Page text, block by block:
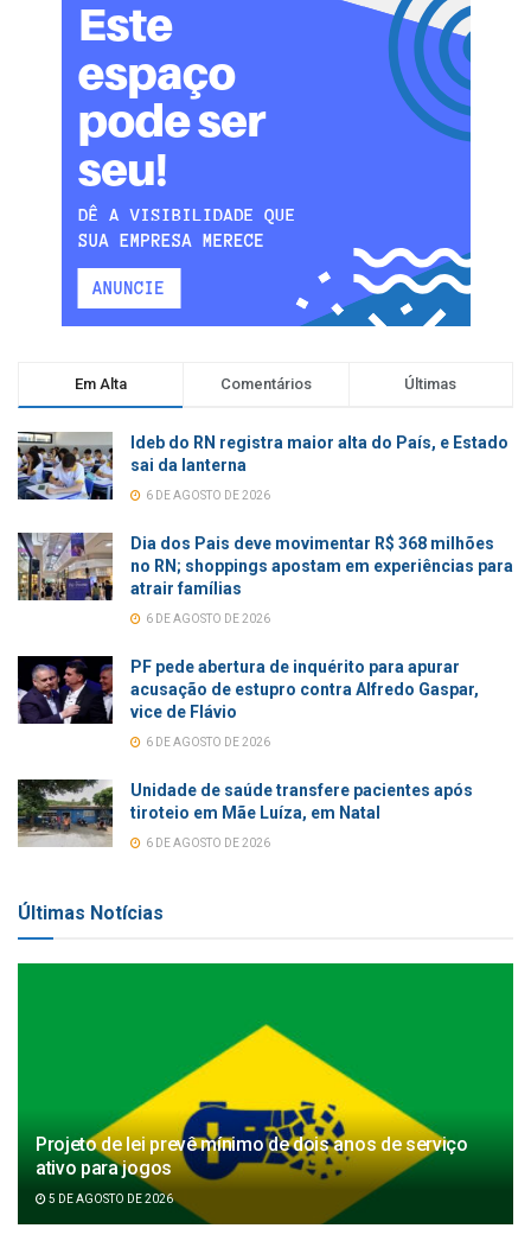
Em Alta Comentários Últimas
Ideb do RN registra maior alta do País, e Estado
sai da lanterna
6 DE AGOSTO DE 2026
Dia dos Pais deve movimentar R$ 368 milhões
no RN; shoppings apostam em experiências para
atrair famílias
6 DE AGOSTO DE 2026
PF pede abertura de inquérito para apurar
acusação de estupro contra Alfredo Gaspar,
vice de Flávio
6 DE AGOSTO DE 2026
Unidade de saúde transfere pacientes após
tiroteio em Mãe Luíza, em Natal
6 DE AGOSTO DE 2026
Últimas Notícias
Projeto de lei prevê mínimo de dois anos de serviço
ativo para jogos
5 DE AGOSTO DE 2026